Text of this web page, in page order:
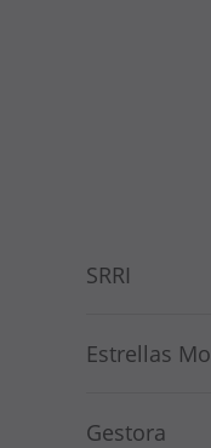
SRRI
Estrellas
Gestora